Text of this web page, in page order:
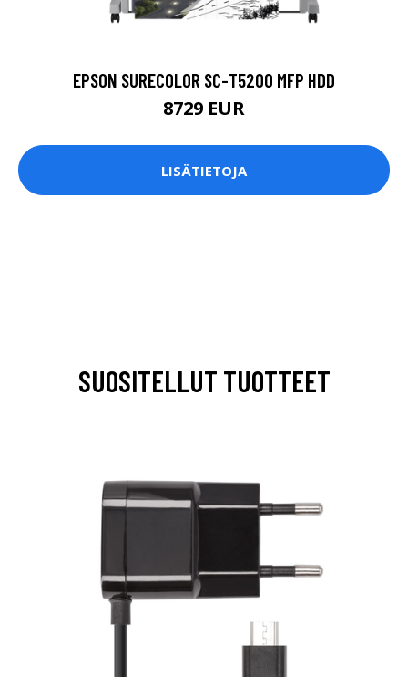
EPSON SURECOLOR SC-T5200 MFP HDD
8729 EUR
LISÄTIETOJA
SUOSITELLUT TUOTTEET